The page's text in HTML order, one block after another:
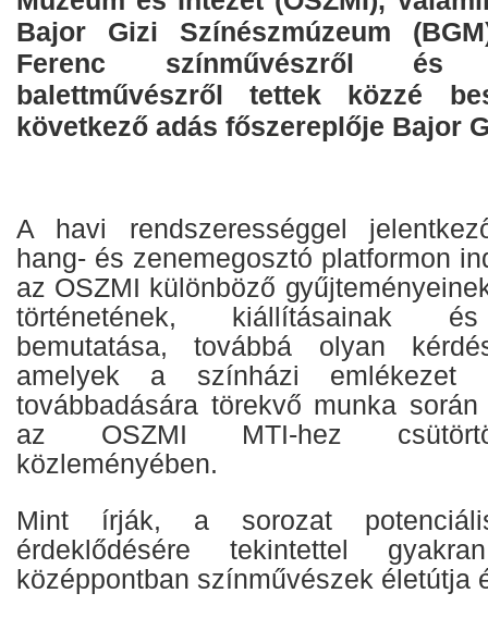
Bajor Gizi Színészmúzeum
Ferenc színművészről
balettművészről tettek közzé
következő adás főszereplője Bajor
A havi rendszerességgel
hang- és zenemegosztó platformon
az OSZMI különböző
történetének, kiállításainak és
bemutatása, továbbá olyan
amelyek a színházi emlékezet
továbbadására törekvő munka
az OSZMI MTI-hez
közleményében.
Mint írják, a sorozat
érdeklődésére tekintettel
középpontban színművészek életútja